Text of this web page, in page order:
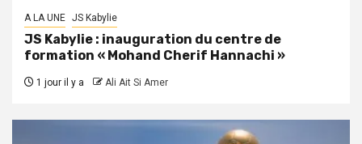
A LA UNE JS Kabylie
JS Kabylie : inauguration du centre de
formation « Mohand Cherif Hannachi »
1 jour il y a Ali Ait Si Amer